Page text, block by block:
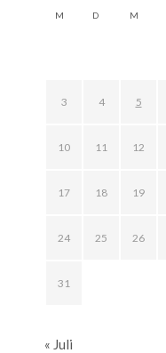
M D M
3 4 5
10 11 12
17 18 19
24 25 26
31
« Juli